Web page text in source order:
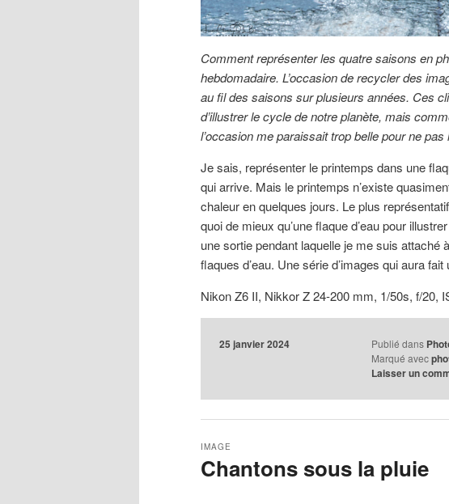
Comment représenter les quatre saisons en
hebdomadaire. L’occasion de recycler des
au fil des saisons sur plusieurs années. Ces
d’illustrer le cycle de notre planète, mais
l’occasion me paraissait trop belle pour ne pas
Je sais, représenter le printemps dans une
qui arrive. Mais le printemps n’existe
chaleur en quelques jours. Le plus
quoi de mieux qu’une flaque d’eau pour
une sortie pendant laquelle je me suis attaché
flaques d’eau. Une série d’images qui aura fait
Nikon Z6 II, Nikkor Z 24-200 mm, 1/50s, f/20,
25 janvier 2024 Publié dans
Marqué avec
Laisser un
Chantons sous la pluie
IMAGE